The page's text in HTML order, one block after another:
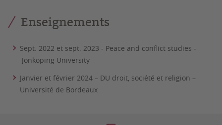
Enseignements
Sept. 2022 et sept. 2023 - Peace and conflict studies -
Jönköping University
Janvier et février 2024 – DU droit, société et religion –
Université de Bordeaux